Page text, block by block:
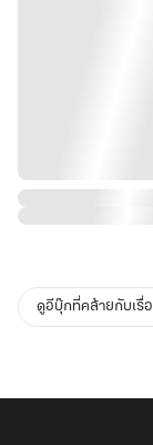
ดูอีบุ๊กที่คล้ายกับเรื่